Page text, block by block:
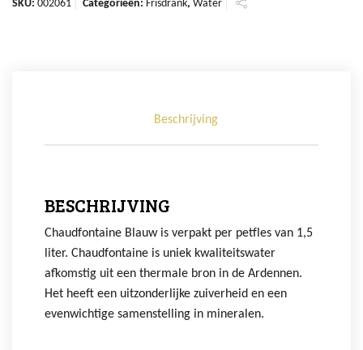
SKU: 002061 Categorieën: Frisdrank, Water
Beschrijving
BESCHRIJVING
Chaudfontaine Blauw is verpakt per petfles van 1,5
liter. Chaudfontaine is uniek kwaliteitswater
afkomstig uit een thermale bron in de Ardennen.
Het heeft een uitzonderlijke zuiverheid en een
evenwichtige samenstelling in mineralen.